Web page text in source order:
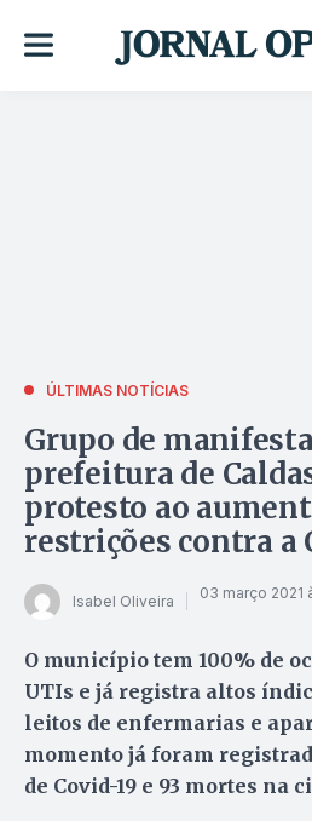
ÚLTIMAS NOTÍCIAS
Grupo de
prefeitura de
protesto ao
restrições contra a
Isabel Oliveira 03 março 2021
O município tem 100% de
UTIs e já registra altos
leitos de enfermarias e
momento já foram
de Covid-19 e 93 mortes na